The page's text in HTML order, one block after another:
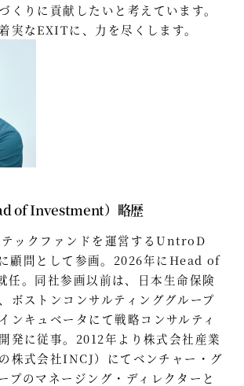
くりに貢献したいと考えています。
実なEXITに、力を尽くします。
of Investment）略歴
ックファンドを運営するUntroD
顧問として参画。2026年にHead of
。同社参画以前は、日本生命保険
ボストンコンサルティンググループ
ンキュベータにて戦略コンサルティ
発に従事。2012年より株式会社産業
株式会社INCJ）にてベンチャー・グ
プのマネージング・ディレクターと